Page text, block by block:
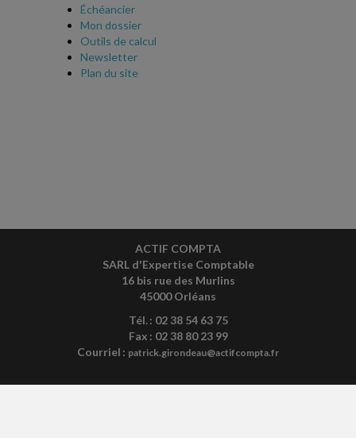
Échéancier
Mon dossier
Outils de calcul
Newsletter
Plan du site
ACTIF COMPTA
SARL d'Expertise Comptable
16 bis rue des Murlins
45000 Orléans
Tél. : 02 38 54 63 75
Fax : 02 38 80 23 99
Courriel : patrick.girondeau@actifcompta.fr